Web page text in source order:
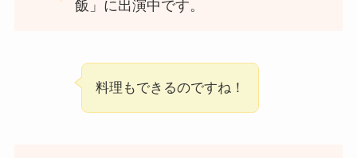
飯」に出演中です。
料理もできるのですね！